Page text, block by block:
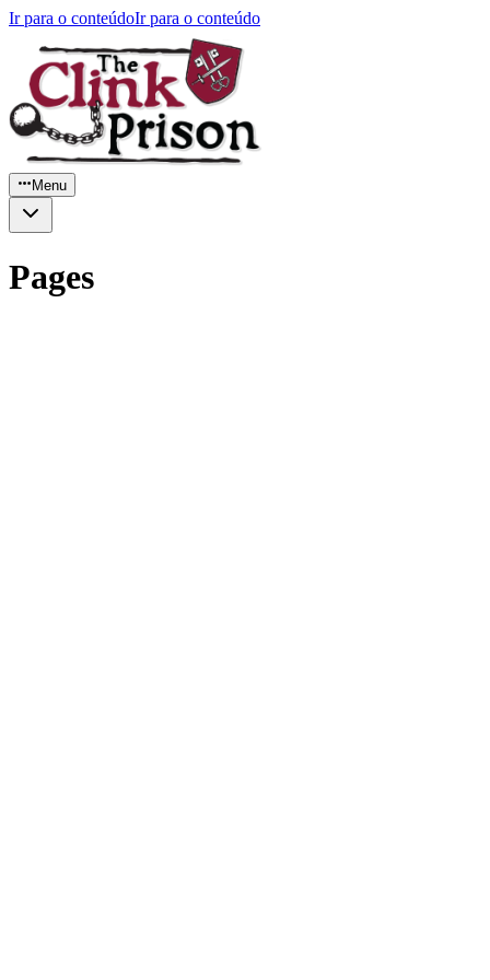
Ir para o conteúdoIr para o conteúdo
Menu
Pages